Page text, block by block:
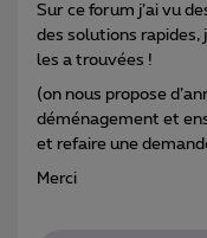
Sur ce forum j’ai vu
des solutions rapides,
les a trouvées !
(on nous propose
déménagement et
et refaire une
Merci